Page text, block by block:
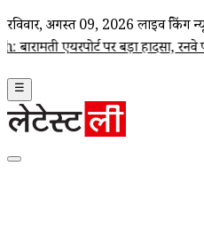
रविवार, अगस्त 09, 2026 लाइव ब्रेकिंग
पर बड़ा हादसा, रनवे पर टैक्सिंग
☰